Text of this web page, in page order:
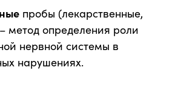
пробы (лекарственные,
метод определения роли
нервной системы в
нарушениях.